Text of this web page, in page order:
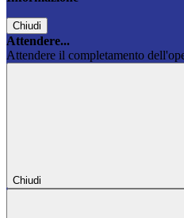
Chiudi
Attendere...
Attendere il completamento
Chiudi